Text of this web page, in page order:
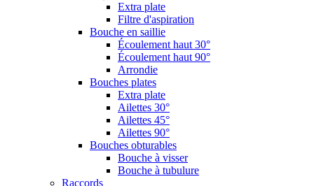
Extra plate
Filtre d'aspiration
Bouche en saillie
Écoulement haut 30°
Écoulement haut 90°
Arrondie
Bouches plates
Extra plate
Ailettes 30°
Ailettes 45°
Ailettes 90°
Bouches obturables
Bouche à visser
Bouche à tubulure
Raccords